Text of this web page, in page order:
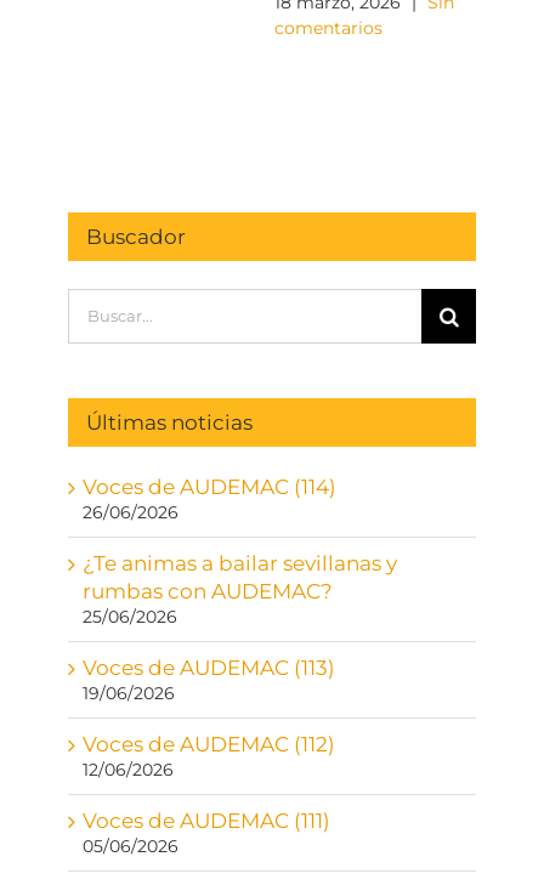
comentarios
Buscador
Últimas noticias
Voces de AUDEMAC (114)
26/06/2026
¿Te animas a bailar sevillanas y
rumbas con AUDEMAC?
25/06/2026
Voces de AUDEMAC (113)
19/06/2026
Voces de AUDEMAC (112)
12/06/2026
Voces de AUDEMAC (111)
05/06/2026